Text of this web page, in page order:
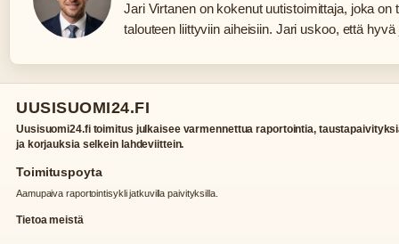
Jari Virtanen on kokenut uutistoimittaja, joka
talouteen liittyviin aiheisiin. Jari uskoo, että
UUSISUOMI24.FI
Uusisuomi24.fi toimitus julkaisee varmennettua raportointia,
ja korjauksia selkein lahdeviittein.
Toimituspoyta
Aamupaiva raportointisykli jatkuvilla paivityksilla.
Tietoa meistä